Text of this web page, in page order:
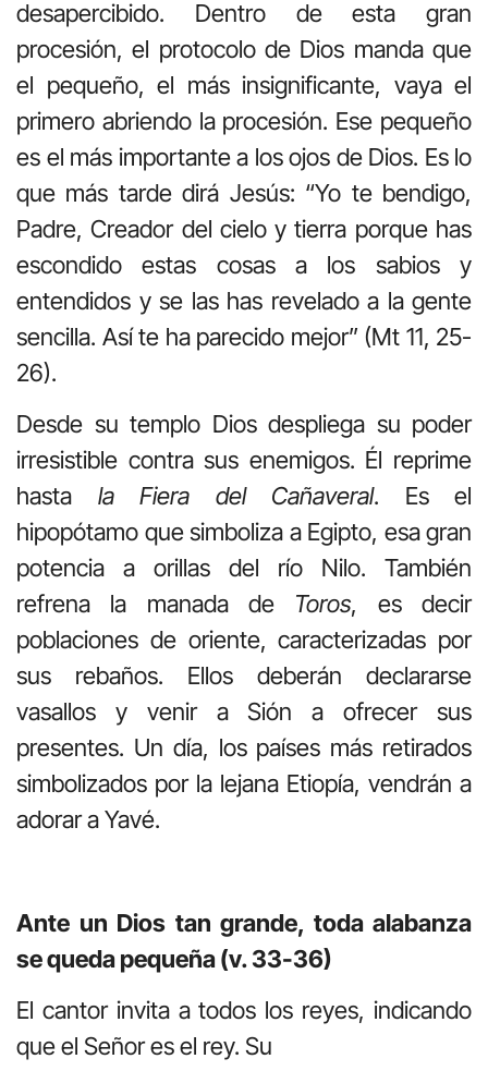
desapercibido. Dentro de esta gran
procesión, el protocolo de Dios manda que
el pequeño, el más insignificante, vaya el
primero abriendo la procesión. Ese pequeño
es el más importante a los ojos de Dios. Es lo
que más tarde dirá Jesús: “Yo te bendigo,
Padre, Creador del cielo y tierra porque has
escondido estas cosas a los sabios y
entendidos y se las has revelado a la gente
sencilla. Así te ha parecido mejor” (Mt 11, 25-
26).
Desde su templo Dios despliega su poder
irresistible contra sus enemigos. Él reprime
hasta la Fiera del Cañaveral. Es el
hipopótamo que simboliza a Egipto, esa gran
potencia a orillas del río Nilo. También
refrena la manada de Toros, es decir
poblaciones de oriente, caracterizadas por
sus rebaños. Ellos deberán declararse
vasallos y venir a Sión a ofrecer sus
presentes. Un día, los países más retirados
simbolizados por la lejana Etiopía, vendrán a
adorar a Yavé.
Ante un Dios tan grande, toda alabanza
se queda pequeña (v. 33-36)
El cantor invita a todos los reyes, indicando
que el Señor es el rey. Su